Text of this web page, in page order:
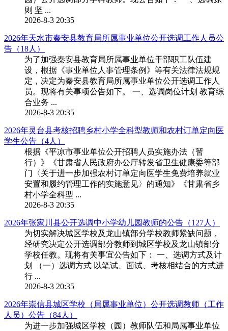
则 坚 ...
2026-8-3 20:35
2026年天水市秦安县教育局所属事业单位公开选调工作人员公
告（18人）
为了加强秦安县教育局所属事业单位干部职工队伍建
设，根据《事业单位人事管理条例》等有关法律法规规
定，决定为秦安县教育局所属事业单位公开选调工作人
员。现将有关事项公告如下。 一、选调岗位计划 教育综
合业务 ...
2026-8-3 20:35
2026年灵台县考核招聘乡村小学全科型教师和农村订单定向医
学生公告（4人）
根据《平凉市事业单位公开招聘人员实施办法（暂
行）》《甘肃省人民政府办公厅转发省卫生健康委等部
门〈关于进一步加强农村订单定向医学生免费培养就业
安置和履约管理工作的实施意见〉的通知》《甘肃省乡
村小学全科型 ...
2026-8-3 20:35
2026年张家川县公开选调中小学幼儿园教师的公告（127人）
为切实解决城区学校及龙山镇部分学校教师紧缺问题，
经研究决定公开选调部分教师到城区学校及龙山镇部分
学校任教。现将有关事宜公告如下： 一、选调方式及计
划 （一）选调方式 以笔试、面试、考核相结合的方式进
行 ...
2026-8-3 20:35
2026年崇信县城区学校（局属事业单位）公开选调教师（工作
人员）公告（84人）
为进一步加强城区学校（园）教师队伍和局属事业单位